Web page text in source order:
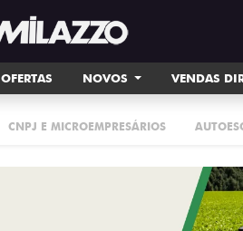
OFERTAS NOVOS VENDAS
CNPJ E MICROEMPRESÁRIOS